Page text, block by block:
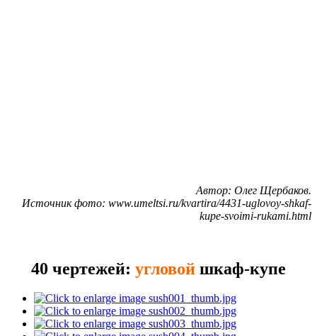
Автор: Олег Щербаков.
Источник фото: www.umeltsi.ru/kvartira/4431-uglovoy-shkaf-
kupe-svoimi-rukami.html
40 чертежей: угловой шкаф-купе